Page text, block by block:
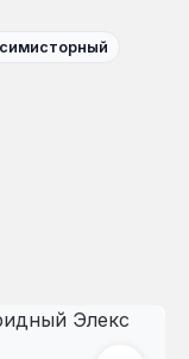
симисторный